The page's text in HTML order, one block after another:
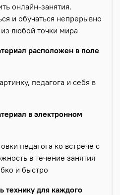
онлайн-занятия.
и обучаться непрерывно
любой точки мира
расположен в поле
педагога и себя в
в электронном
педагога ко встрече с
в течение занятия
и быстро
технику для каждого